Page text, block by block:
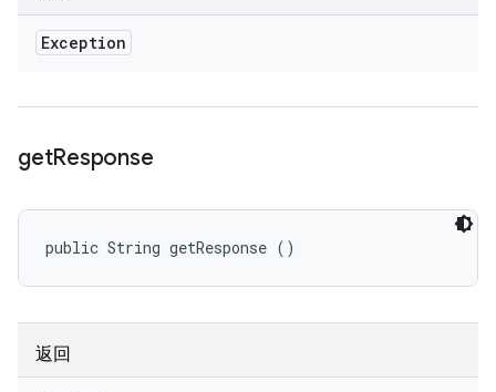
Exception
getResponse
public String getResponse ()
返回